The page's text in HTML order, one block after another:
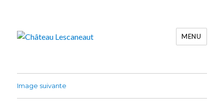
MENU
Image suivante